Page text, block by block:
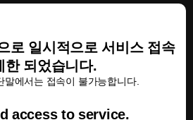
로 일시적으로 서비스 접속
한 되었습니다.
말에서는 접속이 불가능합니다.
access to service.